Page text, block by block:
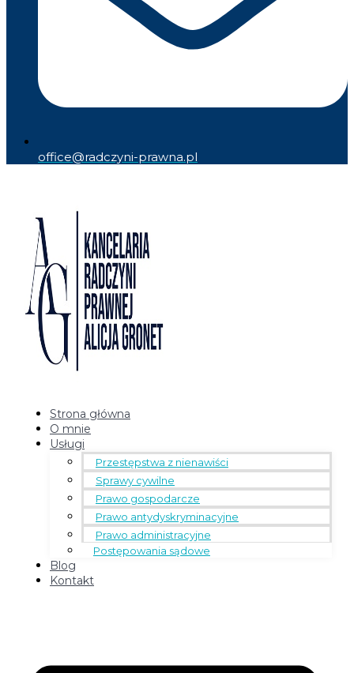
office@radczyni-prawna.pl
Strona główna
O mnie
Usługi
Przestępstwa z nienawiści
Sprawy cywilne
Prawo gospodarcze
Prawo antydyskryminacyjne
Prawo administracyjne
Postępowania sądowe
Blog
Kontakt